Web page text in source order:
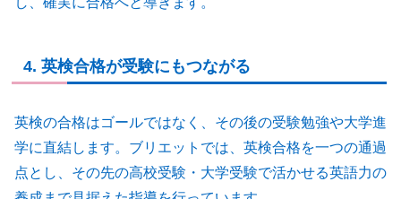
4. 英検合格が受験にもつながる
英検の合格はゴールではなく、その後の受験勉強や大学進
学に直結します。ブリエットでは、英検合格を一つの通過
点とし、その先の高校受験・大学受験で活かせる英語力の